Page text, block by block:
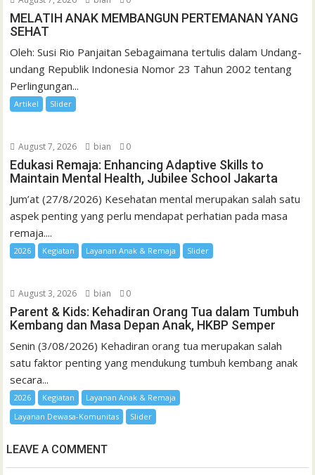
MELATIH ANAK MEMBANGUN PERTEMANAN YANG
SEHAT
Oleh: Susi Rio Panjaitan Sebagaimana tertulis dalam Undang-
undang Republik Indonesia Nomor 23 Tahun 2002 tentang
Perlingungan...
Artikel Slider
August 7, 2026 bian 0
Edukasi Remaja: Enhancing Adaptive Skills to
Maintain Mental Health, Jubilee School Jakarta
Jum’at (27/8/2026) Kesehatan mental merupakan salah satu
aspek penting yang perlu mendapat perhatian pada masa
remaja....
2026 Kegiatan Layanan Anak & Remaja Slider
August 3, 2026 bian 0
Parent & Kids: Kehadiran Orang Tua dalam Tumbuh
Kembang dan Masa Depan Anak, HKBP Semper
Senin (3/08/2026) Kehadiran orang tua merupakan salah
satu faktor penting yang mendukung tumbuh kembang anak
secara...
2026 Kegiatan
Layanan Anak & Remaja
Layanan Dewasa-Komunitas
Slider
LEAVE A COMMENT